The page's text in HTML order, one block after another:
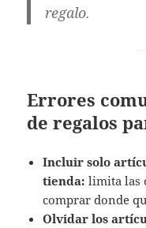
regalo.
Errores
de regalos
Incluir solo
tienda: limita las
comprar donde
Olvidar los